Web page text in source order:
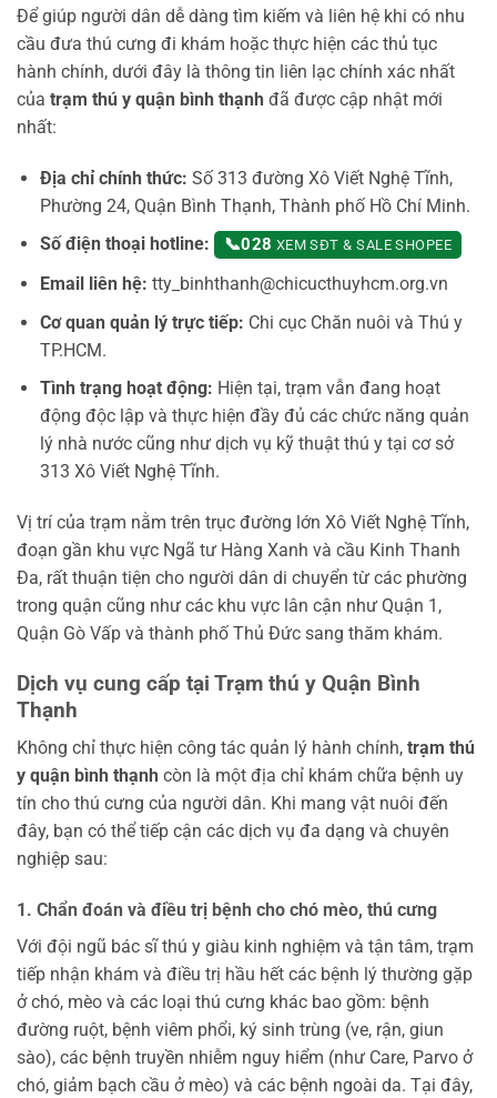
Để giúp người dân dễ dàng tìm kiếm và liên hệ khi có nhu
cầu đưa thú cưng đi khám hoặc thực hiện các thủ tục
hành chính, dưới đây là thông tin liên lạc chính xác nhất
của trạm thú y quận bình thạnh đã được cập nhật mới
nhất:
Địa chỉ chính thức: Số 313 đường Xô Viết Nghệ Tĩnh,
Phường 24, Quận Bình Thạnh, Thành phố Hồ Chí Minh.
Số điện thoại hotline:
📞028 XEM SĐT & SALE SHOPEE
Email liên hệ: tty_binhthanh@chicucthuyhcm.org.vn
Cơ quan quản lý trực tiếp: Chi cục Chăn nuôi và Thú y
TP.HCM.
Tình trạng hoạt động: Hiện tại, trạm vẫn đang hoạt
động độc lập và thực hiện đầy đủ các chức năng quản
lý nhà nước cũng như dịch vụ kỹ thuật thú y tại cơ sở
313 Xô Viết Nghệ Tĩnh.
Vị trí của trạm nằm trên trục đường lớn Xô Viết Nghệ Tĩnh,
đoạn gần khu vực Ngã tư Hàng Xanh và cầu Kinh Thanh
Đa, rất thuận tiện cho người dân di chuyển từ các phường
trong quận cũng như các khu vực lân cận như Quận 1,
Quận Gò Vấp và thành phố Thủ Đức sang thăm khám.
Dịch vụ cung cấp tại Trạm thú y Quận Bình
Thạnh
Không chỉ thực hiện công tác quản lý hành chính, trạm thú
y quận bình thạnh còn là một địa chỉ khám chữa bệnh uy
tín cho thú cưng của người dân. Khi mang vật nuôi đến
đây, bạn có thể tiếp cận các dịch vụ đa dạng và chuyên
nghiệp sau:
1. Chẩn đoán và điều trị bệnh cho chó mèo, thú cưng
Với đội ngũ bác sĩ thú y giàu kinh nghiệm và tận tâm, trạm
tiếp nhận khám và điều trị hầu hết các bệnh lý thường gặp
ở chó, mèo và các loại thú cưng khác bao gồm: bệnh
đường ruột, bệnh viêm phổi, ký sinh trùng (ve, rận, giun
sào), các bệnh truyền nhiễm nguy hiểm (như Care, Parvo ở
chó, giảm bạch cầu ở mèo) và các bệnh ngoài da. Tại đây,